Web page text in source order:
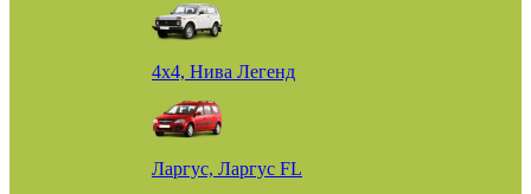
4х4, Нива Легенд
Ларгус, Ларгус FL